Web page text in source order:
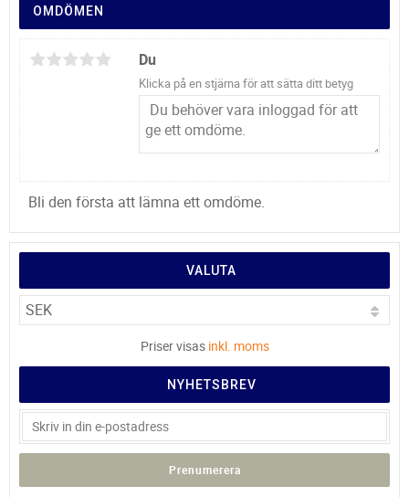
OMDÖMEN
Du
Klicka på en stjärna för att sätta ditt betyg
Bli den första att lämna ett omdöme.
VALUTA
Priser visas inkl. moms
NYHETSBREV
Prenumerera